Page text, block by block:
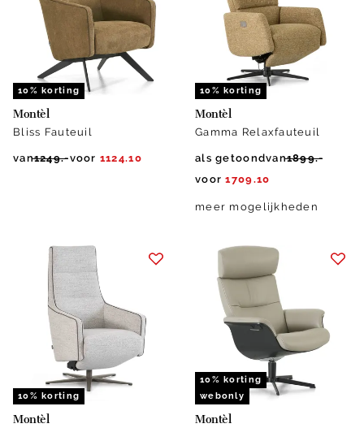
10% korting
Montèl
Bliss Fauteuil
van1249.-voor 1124.10
10% korting
Montèl
Gamma Relaxfauteuil
als getoondvan1899.-
voor 1709.10
meer mogelijkheden
10% korting
Montèl
10% korting
webonly
Montèl